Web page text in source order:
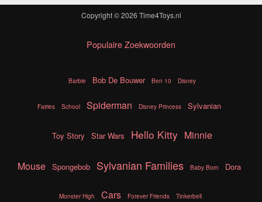
Copyright © 2026 Time4Toys.nl
Populaire Zoekwoorden
Barbie Bob De Bouwer Ben 10 Disney
Fairies School Spiderman Disney Princess Sylvanian
Toy Story Star Wars Hello Kitty Minnie
Mouse Spongebob Sylvanian Families Baby Born Dora
Monster High Cars Forever Friends Tinkerbell